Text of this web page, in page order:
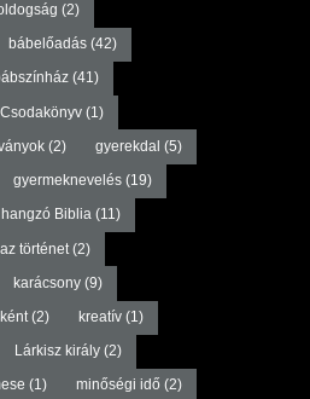
(2)
bábelőadás(42)
(41)
Csodakönyv(1)
(2) gyerekdal (5)
gyermeknevelés(19)
hangzó Biblia(11)
történet(2)
karácsony(9)
(2) kreatív(1)
Lárkisz király(2)
(1) minőségi idő (2)